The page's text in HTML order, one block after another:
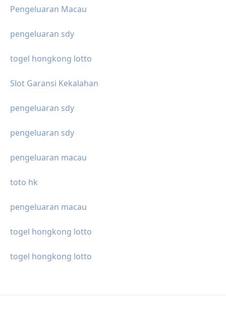
Pengeluaran Macau
pengeluaran sdy
togel hongkong lotto
Slot Garansi Kekalahan
pengeluaran sdy
pengeluaran sdy
pengeluaran macau
toto hk
pengeluaran macau
togel hongkong lotto
togel hongkong lotto